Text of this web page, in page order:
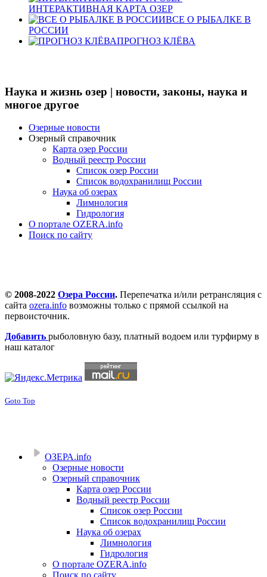
ИНТЕРАКТИВНАЯ КАРТА ОЗЕР
ВСЕ О РЫБАЛКЕ В
РОССИИ
ПРОГНОЗ КЛЁВА
Наука и жизнь озер | новости, законы, наука и
многое другое
Озерные новости
Озерный справочник
Карта озер России
Водный реестр России
Список озер России
Список водохранилищ России
Наука об озерах
Лимнология
Гидрология
О портале OZERA.info
Поиск по сайту
© 2008-2022 Озера России. Перепечатка и/или ретрансляция с
сайта ozera.info возможны только с прямой ссылкой на
первоисточник.
Добавить рыболовную базу, платный водоем или турфирму в
наш каталог
Goto Top
ОЗЕРА.info
Озерные новости
Озерный справочник
Карта озер России
Водный реестр России
Список озер России
Список водохранилищ России
Наука об озерах
Лимнология
Гидрология
О портале OZERA.info